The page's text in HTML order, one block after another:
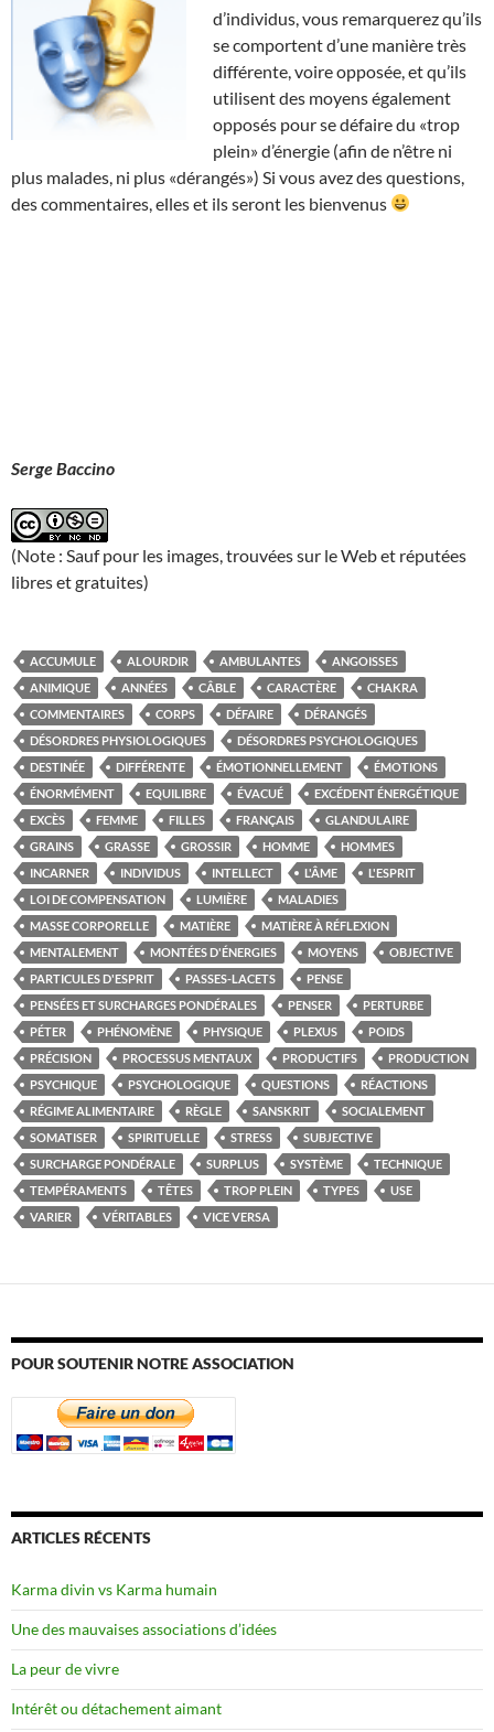
d’individus, vous remarquerez qu’ils
se comportent d’une manière très
différente, voire opposée, et qu’ils
utilisent des moyens également
opposés pour se défaire du «trop
plein» d’énergie (afin de n’être ni
plus malades, ni plus «dérangés») Si vous avez des questions,
des commentaires, elles et ils seront les bienvenus
Serge Baccino
(Note : Sauf pour les images, trouvées sur le Web et réputées
libres et gratuites)
ACCUMULE ALOURDIR AMBULANTES
ANGOISSES
ANIMIQUE
ANNÉES CÂBLE CARACTÈRE
CHAKRA
COMMENTAIRES
CORPS DÉFAIRE
DÉRANGÉS
DÉSORDRES PHYSIOLOGIQUES
DÉSORDRES PSYCHOLOGIQUES
DESTINÉE
DIFFÉRENTE ÉMOTIONNELLEMENT
ÉMOTIONS
ÉNORMÉMENT
EQUILIBRE ÉVACUÉ
EXCÉDENT ÉNERGÉTIQUE
EXCÈS
FEMME FILLES FRANÇAIS
GLANDULAIRE
GRAINS
GRASSE GROSSIR HOMME
HOMMES
INCARNER
INDIVIDUS INTELLECT L'ÂME
L'ESPRIT
LOI DE COMPENSATION
LUMIÈRE
MALADIES
MASSE CORPORELLE
MATIÈRE
MATIÈRE À RÉFLEXION
MENTALEMENT
MONTÉES D'ÉNERGIES MOYENS
OBJECTIVE
PARTICULES D'ESPRIT
PASSES-LACETS
PENSE
PENSÉES ET SURCHARGES PONDÉRALES
PENSER
PERTURBE
PÉTER
PHÉNOMÈNE PHYSIQUE PLEXUS
POIDS
PRÉCISION
PROCESSUS MENTAUX PRODUCTIFS
PRODUCTION
PSYCHIQUE
PSYCHOLOGIQUE QUESTIONS
RÉACTIONS
RÉGIME ALIMENTAIRE
RÈGLE SANSKRIT
SOCIALEMENT
SOMATISER
SPIRITUELLE STRESS
SUBJECTIVE
SURCHARGE PONDÉRALE
SURPLUS SYSTÈME
TECHNIQUE
TEMPÉRAMENTS
TÊTES TROP PLEIN TYPES
USE
VARIER
VÉRITABLES VICE VERSA
POUR SOUTENIR NOTRE ASSOCIATION
ARTICLES RÉCENTS
Karma divin vs Karma humain
Une des mauvaises associations d’idées
La peur de vivre
Intérêt ou détachement aimant